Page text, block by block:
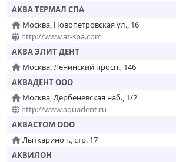
АКВА ТЕРМАЛ СПА
Москва, Новопетровская ул., 16
http://www.at-spa.com
АКВА ЭЛИТ ДЕНТ
Москва, Ленинский просп., 146
АКВАДЕНТ ООО
Москва, Дербеневская наб., 1/2
http://www.aquadent.ru
АКВАСТОМ ООО
Лыткарино г., стр. 17
АКВИЛОН